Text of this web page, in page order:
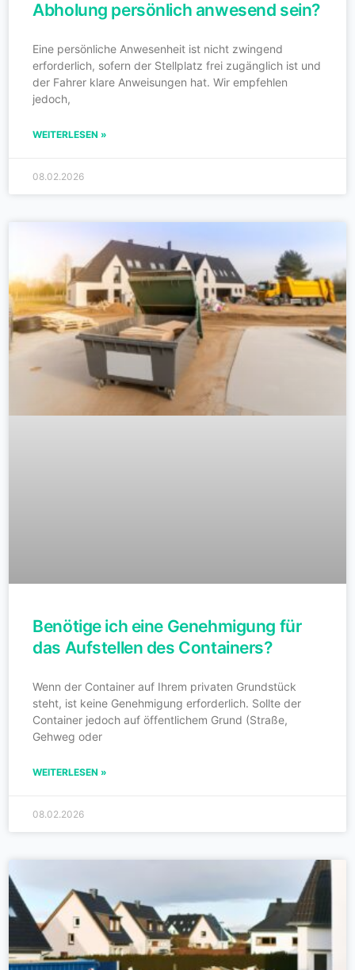
Abholung persönlich anwesend sein?
Eine persönliche Anwesenheit ist nicht zwingend
erforderlich, sofern der Stellplatz frei zugänglich ist und
der Fahrer klare Anweisungen hat. Wir empfehlen
jedoch,
WEITERLESEN »
08.02.2026
Benötige ich eine Genehmigung für
das Aufstellen des Containers?
Wenn der Container auf Ihrem privaten Grundstück
steht, ist keine Genehmigung erforderlich. Sollte der
Container jedoch auf öffentlichem Grund (Straße,
Gehweg oder
WEITERLESEN »
08.02.2026